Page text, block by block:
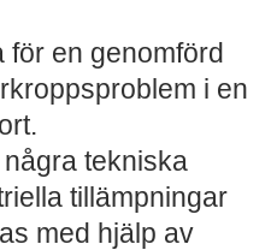
för en genomförd
i en
tekniska
tillämpningar
med hjälp av